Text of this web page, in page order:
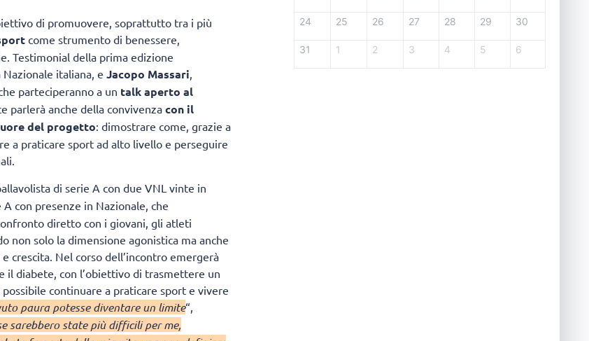
di promuovere, soprattutto tra i più
come strumento di benessere,
Testimonial della prima edizione
italiana, e Jacopo Massari,
parteciperanno a un talk aperto al
parlerà anche della convivenza con il
del progetto: dimostrare come, grazie a
a praticare sport ad alto livello e perseguire
di serie A con due VNL vinte in
A con presenze in Nazionale, che
diretto con i giovani, gli atleti
non solo la dimensione agonistica ma anche
crescita. Nel corso dell’incontro emergerà
il diabete, con l’obiettivo di trasmettere un
continuare a praticare sport e vivere
paura potesse diventare un limite“,
sarebbero state più difficili per me,
24 25 26 27 28 29 30
31 1 2 3 4 5 6